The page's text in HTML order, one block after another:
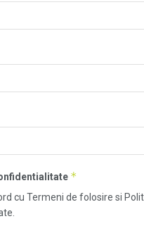
*
cu Termeni de folosire si